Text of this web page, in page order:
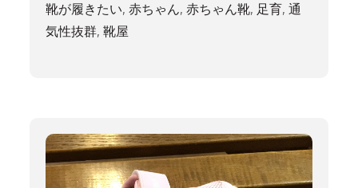
靴が履きたい,赤ちゃん,赤ちゃん靴, 足育,通
気性抜群,靴屋